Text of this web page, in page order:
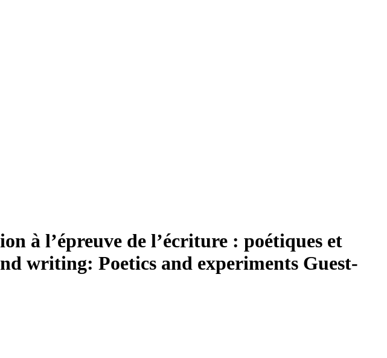
à l’épreuve de l’écriture : poétiques et
writing: Poetics and experiments Guest-